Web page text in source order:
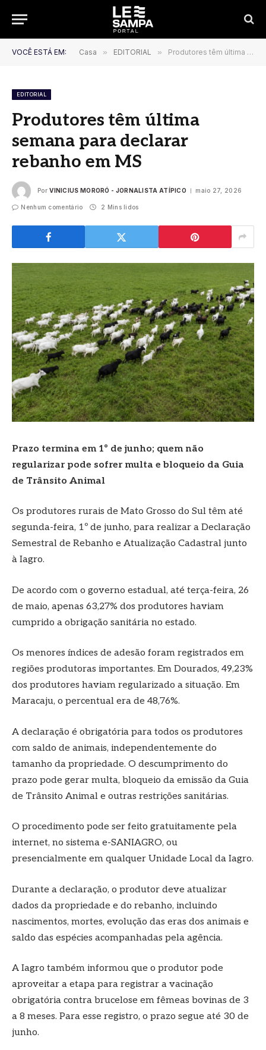
VOCÊ ESTÁ EM: Casa » EDITORIAL » Produtores têm última semana para declarar rebanho em MS
EDITORIAL
Produtores têm última
semana para declarar
rebanho em MS
Por VINICIUS MORORÓ - JORNALISTA ATÍPICO maio 27, 2026
Nenhum comentário 2 Mins lidos
Prazo termina em 1º de junho; quem não
regularizar pode sofrer multa e bloqueio da Guia
de Trânsito Animal
Os produtores rurais de Mato Grosso do Sul têm até
segunda-feira, 1º de junho, para realizar a Declaração
Semestral de Rebanho e Atualização Cadastral junto
à Iagro.
De acordo com o governo estadual, até terça-feira, 26
de maio, apenas 63,27% dos produtores haviam
cumprido a obrigação sanitária no estado.
Os menores índices de adesão foram registrados em
regiões produtoras importantes. Em Dourados, 49,23%
dos produtores haviam regularizado a situação. Em
Maracaju, o percentual era de 48,76%.
A declaração é obrigatória para todos os produtores
com saldo de animais, independentemente do
tamanho da propriedade. O descumprimento do
prazo pode gerar multa, bloqueio da emissão da Guia
de Trânsito Animal e outras restrições sanitárias.
O procedimento pode ser feito gratuitamente pela
internet, no sistema e-SANIAGRO, ou
presencialmente em qualquer Unidade Local da Iagro.
Durante a declaração, o produtor deve atualizar
dados da propriedade e do rebanho, incluindo
nascimentos, mortes, evolução das eras dos animais e
saldo das espécies acompanhadas pela agência.
A Iagro também informou que o produtor pode
aproveitar a etapa para registrar a vacinação
obrigatória contra brucelose em fêmeas bovinas de 3
a 8 meses. Para esse registro, o prazo segue até 30 de
junho.